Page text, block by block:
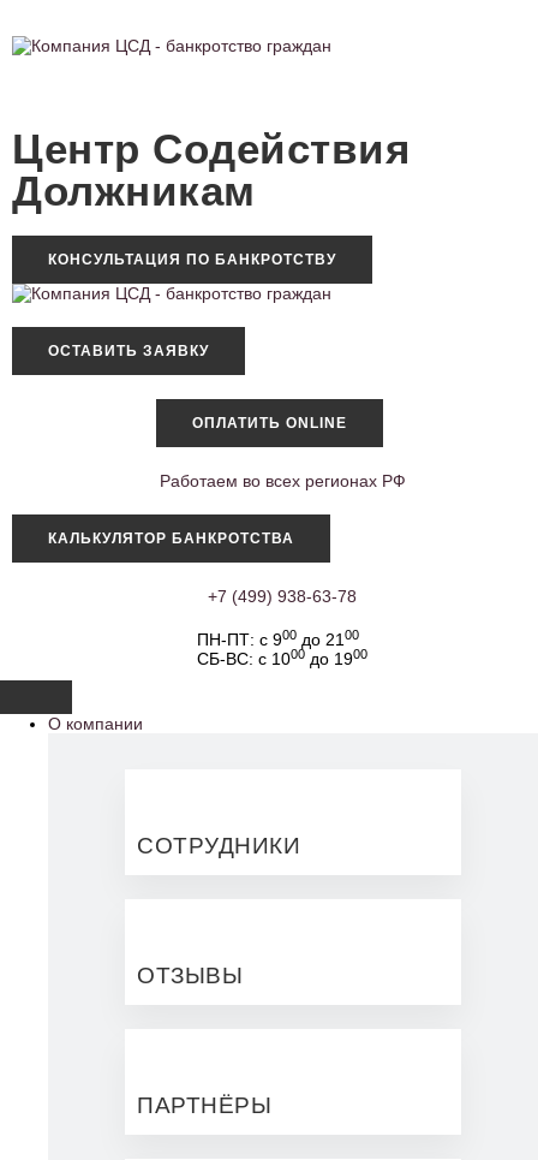
Центр Содействия
Должникам
КОНСУЛЬТАЦИЯ ПО БАНКРОТСТВУ
ОСТАВИТЬ ЗАЯВКУ
ОПЛАТИТЬ ONLINE
Работаем во всех регионах РФ
КАЛЬКУЛЯТОР БАНКРОТСТВА
+7 (499) 938-63-78
ПН-ПТ: с 900 до 2100
СБ-ВС: с 1000 до 1900
О компании
СОТРУДНИКИ
ОТЗЫВЫ
ПАРТНЁРЫ